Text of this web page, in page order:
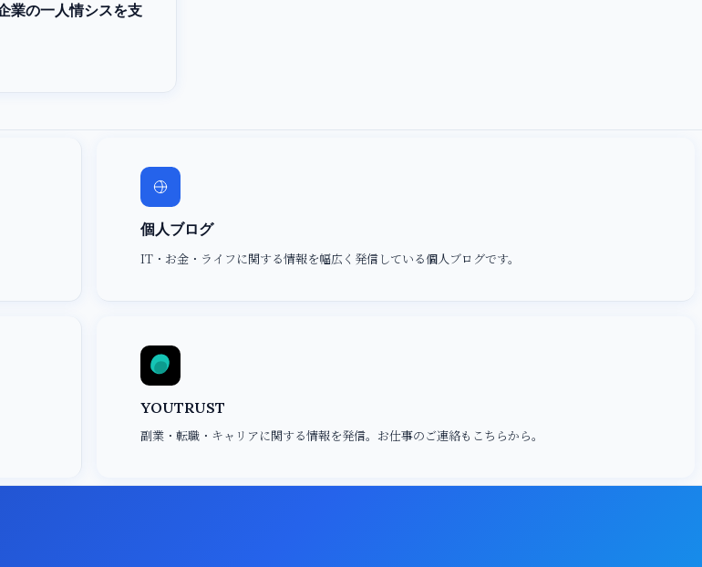
業の一人情シスを支
個人ブログ
IT・お金・ライフに関する情報を幅広く発信している個人ブログです。
YOUTRUST
副業・転職・キャリアに関する情報を発信。お仕事のご連絡もこちらから。